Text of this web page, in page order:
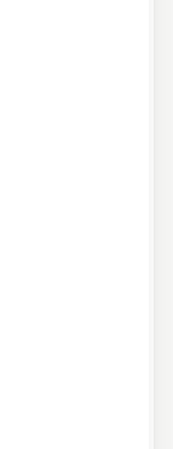
قیمت داکت
و ظرفیت
باشد قیمت آن
تضمین اصالت
در نظر گرفته